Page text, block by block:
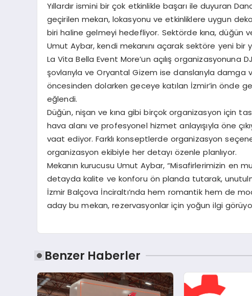
Yıllardır ismini bir çok etkinlikle başarı ile duyuran
geçirilen mekan, lokasyonu ve etkinliklere uygun
biri haline gelmeyi hedefliyor. Sektörde kına, düğün
Umut Aybar, kendi mekanını açarak sektöre yeni bir
La Vita Bella Event More’un açılış organizasyonuna
şovlarıyla ve Oryantal Gizem ise danslarıyla
öncesinden dolarken geceye katılan İzmir’in önde
eğlendi.
Düğün, nişan ve kına gibi birçok organizasyon için
hava alanı ve profesyonel hizmet anlayışıyla öne
vaat ediyor. Farklı konseptlerde organizasyon
organizasyon ekibiyle her detayı özenle planlıyor.
Mekanın kurucusu Umut Aybar, “Misafirlerimizin en
detayda kalite ve konforu ön planda tutarak,
İzmir Balçova İnciraltı’nda hem romantik hem de
aday bu mekan, rezervasyonlar için yoğun ilgi
Benzer Haberler